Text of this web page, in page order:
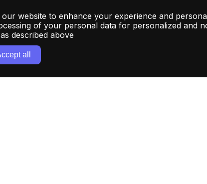
website to enhance your experience and
of your personal data for personalized and
described above
all